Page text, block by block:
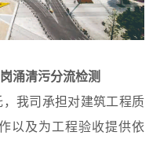
涌清污分流检测
我司承担对建筑工程质
以及为工程验收提供依